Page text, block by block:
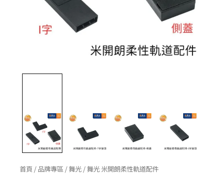
首頁 / 品牌專區 /舞光 / 舞光 米開朗柔性軌道配件